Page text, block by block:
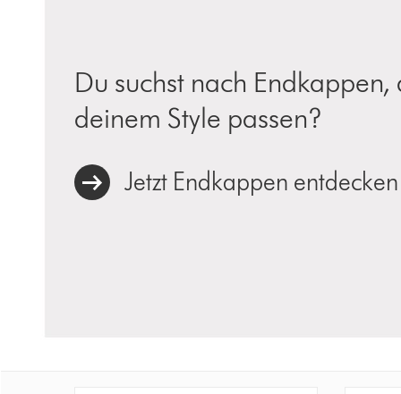
Du suchst nach Endkappen,
deinem Style passen?
Jetzt Endkappen entdecken